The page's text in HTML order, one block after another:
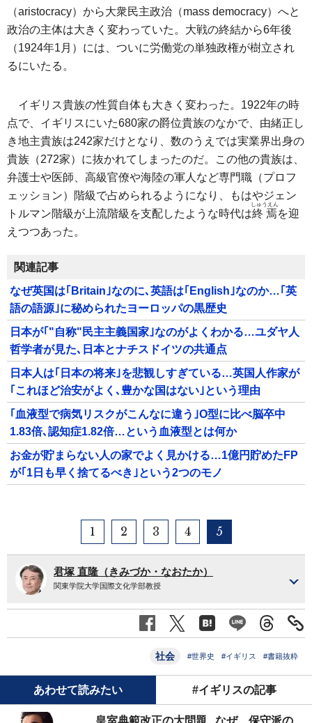
（aristocracy）から大衆民主政治（mass democracy）へと
政治の主体は大きく変わっていた。大戦の終結から6年後
（1924年1月）には、ついに労働党の単独政権が樹立され
るにいたる。
イギリス貴族の性質自体も大きく変わった。1922年の時
点で、イギリスにいた680家の爵位貴族のなかで、由緒正し
き地主貴族は242家だけとなり、数のうえでは実業界出身の
貴族（272家）に抜かれてしまったのだ。この他の貴族は、
弁護士や医師、高級官僚や海陸の軍人など専門職（プロフ
ェッション）階級で占められるようになり、もはやジェン
トルマン階級が上流階級を支配したような時代は終焉
しゅうえん
を迎
えつつあった。
関連記事
なぜ英国は｢Britain｣なのに､英語は｢English｣なのか…｢英
語の語源｣に秘められたヨーロッパの黒歴史
日本が｢"自称"民主主義国家｣なのがよくわかる…ユダヤ人
哲学者が見た､日本とナチスドイツの共通点
日本人は｢日本の将来｣を悲観しすぎている…英国人作家が
｢これほど治安がよく､豊かな国はない｣という理由
｢血液型で病気リスクがこんなに違う｣O型に比べ脳卒中
1.83倍､認知症1.82倍…という血液型とは何か
お金が貯まらない人の家でよく見かける…1億円貯めたFP
が｢1日も早く捨てるべき｣という2つのモノ
1 2 3 4 5
君塚 直隆（きみづか・なおたか）
関東学院大学国際文化学部教授
社会 #世界史 #イギリス #書籍抜粋
あわせて読みたい #イギリスの記事
皇室典範改正の大問題...なぜ、保守派の